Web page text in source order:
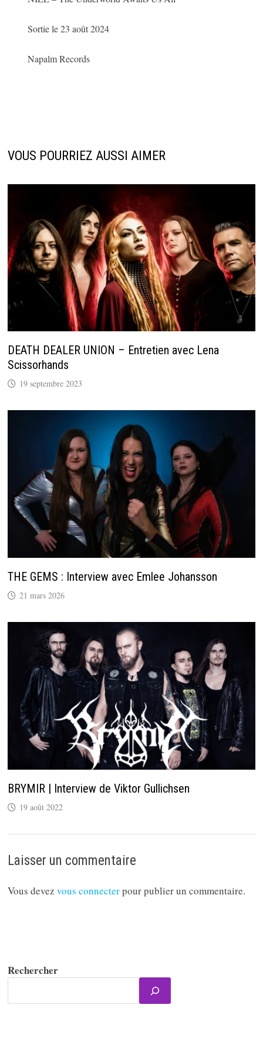
Sortie le 23 août 2024
Napalm Records
VOUS POURRIEZ AUSSI AIMER
DEATH DEALER UNION – Entretien avec Lena
Scissorhands
19 septembre 2023
THE GEMS : Interview avec Emlee Johansson
21 mars 2026
BRYMIR | Interview de Viktor Gullichsen
19 août 2022
Laisser un commentaire
Vous devezvous connecterpour publier un commentaire.
Rechercher